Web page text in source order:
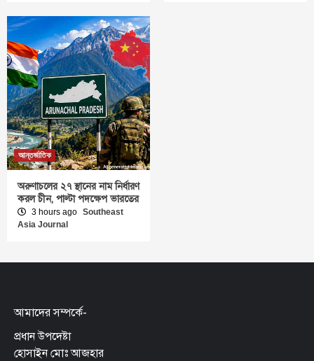
আন্তর্জাতিক
অরুণাচলের ২৭ স্থানের নাম নির্ধারণ
করল চীন, পাল্টা পদক্ষেপ ভারতের
3 hours ago Southeast
Asia Journal
আমাদের সম্পর্কে-
প্রধান উপদেষ্টা
হোসাইন মোঃ আজহার